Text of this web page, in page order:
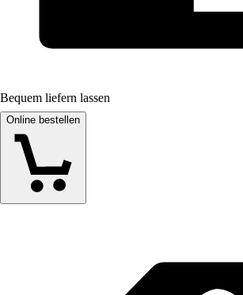
Bequem liefern lassen
Online bestellen